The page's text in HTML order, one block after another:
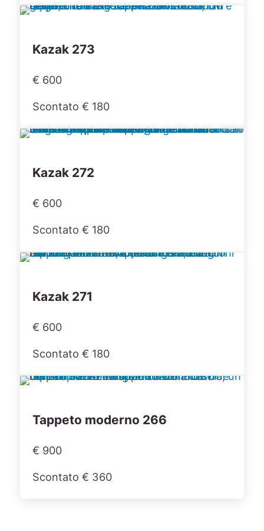
Kazak 273
€ 600
Scontato € 180
Kazak 272
€ 600
Scontato € 180
Kazak 271
€ 600
Scontato € 180
Tappeto moderno 266
€ 900
Scontato € 360